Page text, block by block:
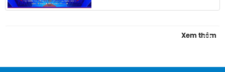
Xem thêm